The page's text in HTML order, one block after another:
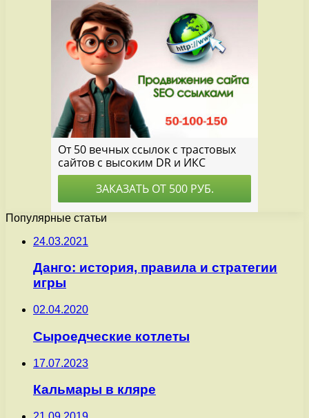
Популярные статьи
24.03.2021
Данго: история, правила и стратегии
игры
02.04.2020
Сыроедческие котлеты
17.07.2023
Кальмары в кляре